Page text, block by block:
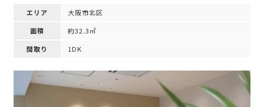
エリア
大阪市北区
面積
約32.3㎡
間取り
1DK